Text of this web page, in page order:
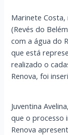
Marinete
(Revés do
com a água do
que está
realizado o
Renova, foi
Juventina
que o processo
Renova